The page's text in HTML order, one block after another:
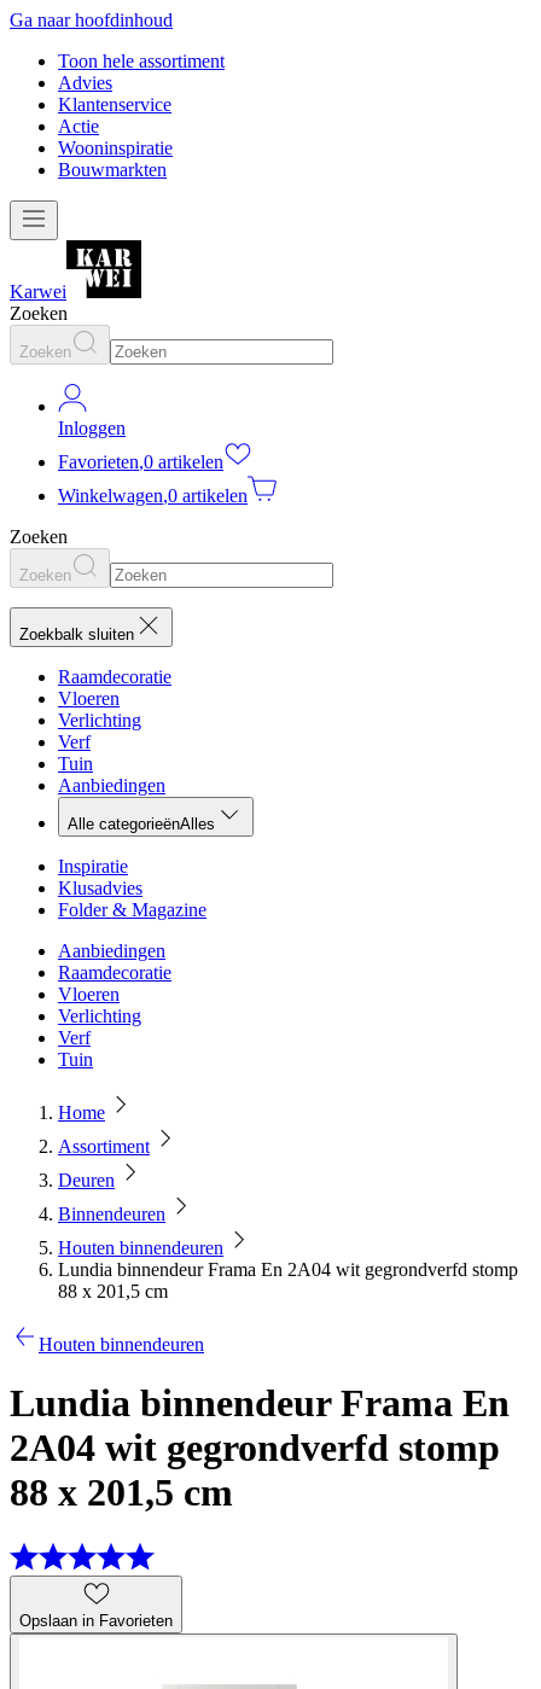
Ga naar hoofdinhoud
Toon hele assortiment
Advies
Klantenservice
Actie
Wooninspiratie
Bouwmarkten
Karwei
Zoeken
Zoeken
Inloggen
Favorieten,0 artikelen
Winkelwagen,0 artikelen
Zoeken
Zoeken
Zoekbalk sluiten
Raamdecoratie
Vloeren
Verlichting
Verf
Tuin
Aanbiedingen
Alle categorieënAlles
Inspiratie
Klusadvies
Folder & Magazine
Aanbiedingen
Raamdecoratie
Vloeren
Verlichting
Verf
Tuin
Home
Assortiment
Deuren
Binnendeuren
Houten binnendeuren
Lundia binnendeur Frama En 2A04 wit gegrondverfd stomp
88 x 201,5 cm
Houten binnendeuren
Lundia binnendeur Frama En
2A04 wit gegrondverfd stomp
88 x 201,5 cm
Opslaan in Favorieten